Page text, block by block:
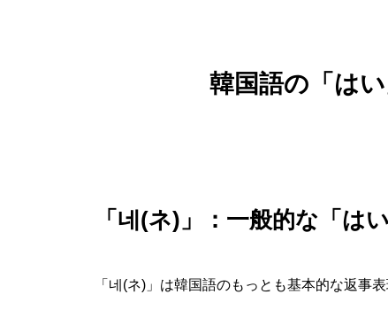
韓国語の「は
「네(ネ)」：一般的な「はい
「네(ネ)」は韓国語のもっとも基本的な返事